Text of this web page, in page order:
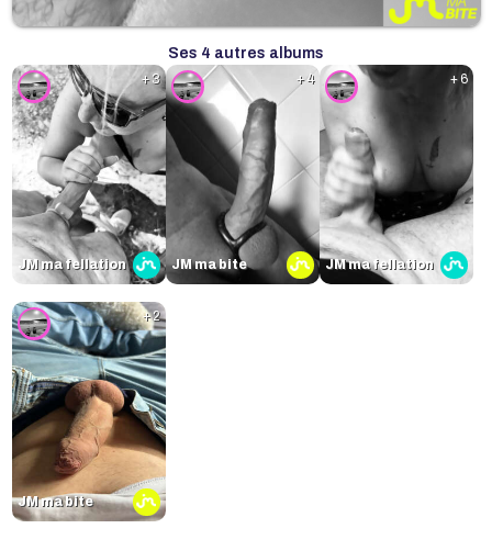
Ses 4 autres albums
+ 3
JM ma fellation
+ 4
JM ma bite
+ 6
JM ma fellation
+ 2
JM ma bite